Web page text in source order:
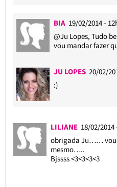
BIA 19/02/2014 -
@Ju Lopes, Tudo
vou mandar fazer
JU LOPES 20/02/
:)
LILIANE 18/02/2014
obrigada Ju…… vou
mesmo…..
Bjssss <3<3<3<3